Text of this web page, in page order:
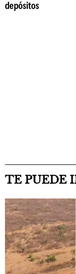
depósitos
TE PUEDE